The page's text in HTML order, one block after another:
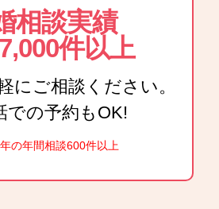
相談実績
件以上
にご相談ください。
での予約もOK!
の年間相談600件以上